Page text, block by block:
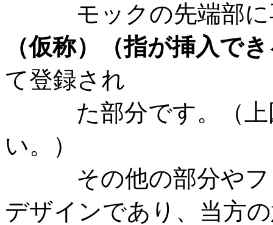
モックの先端部に
（仮称）（指が挿入で
て登録され
た部分です。（上図
い。）
その他の部分やフォ
デザインであり、当方